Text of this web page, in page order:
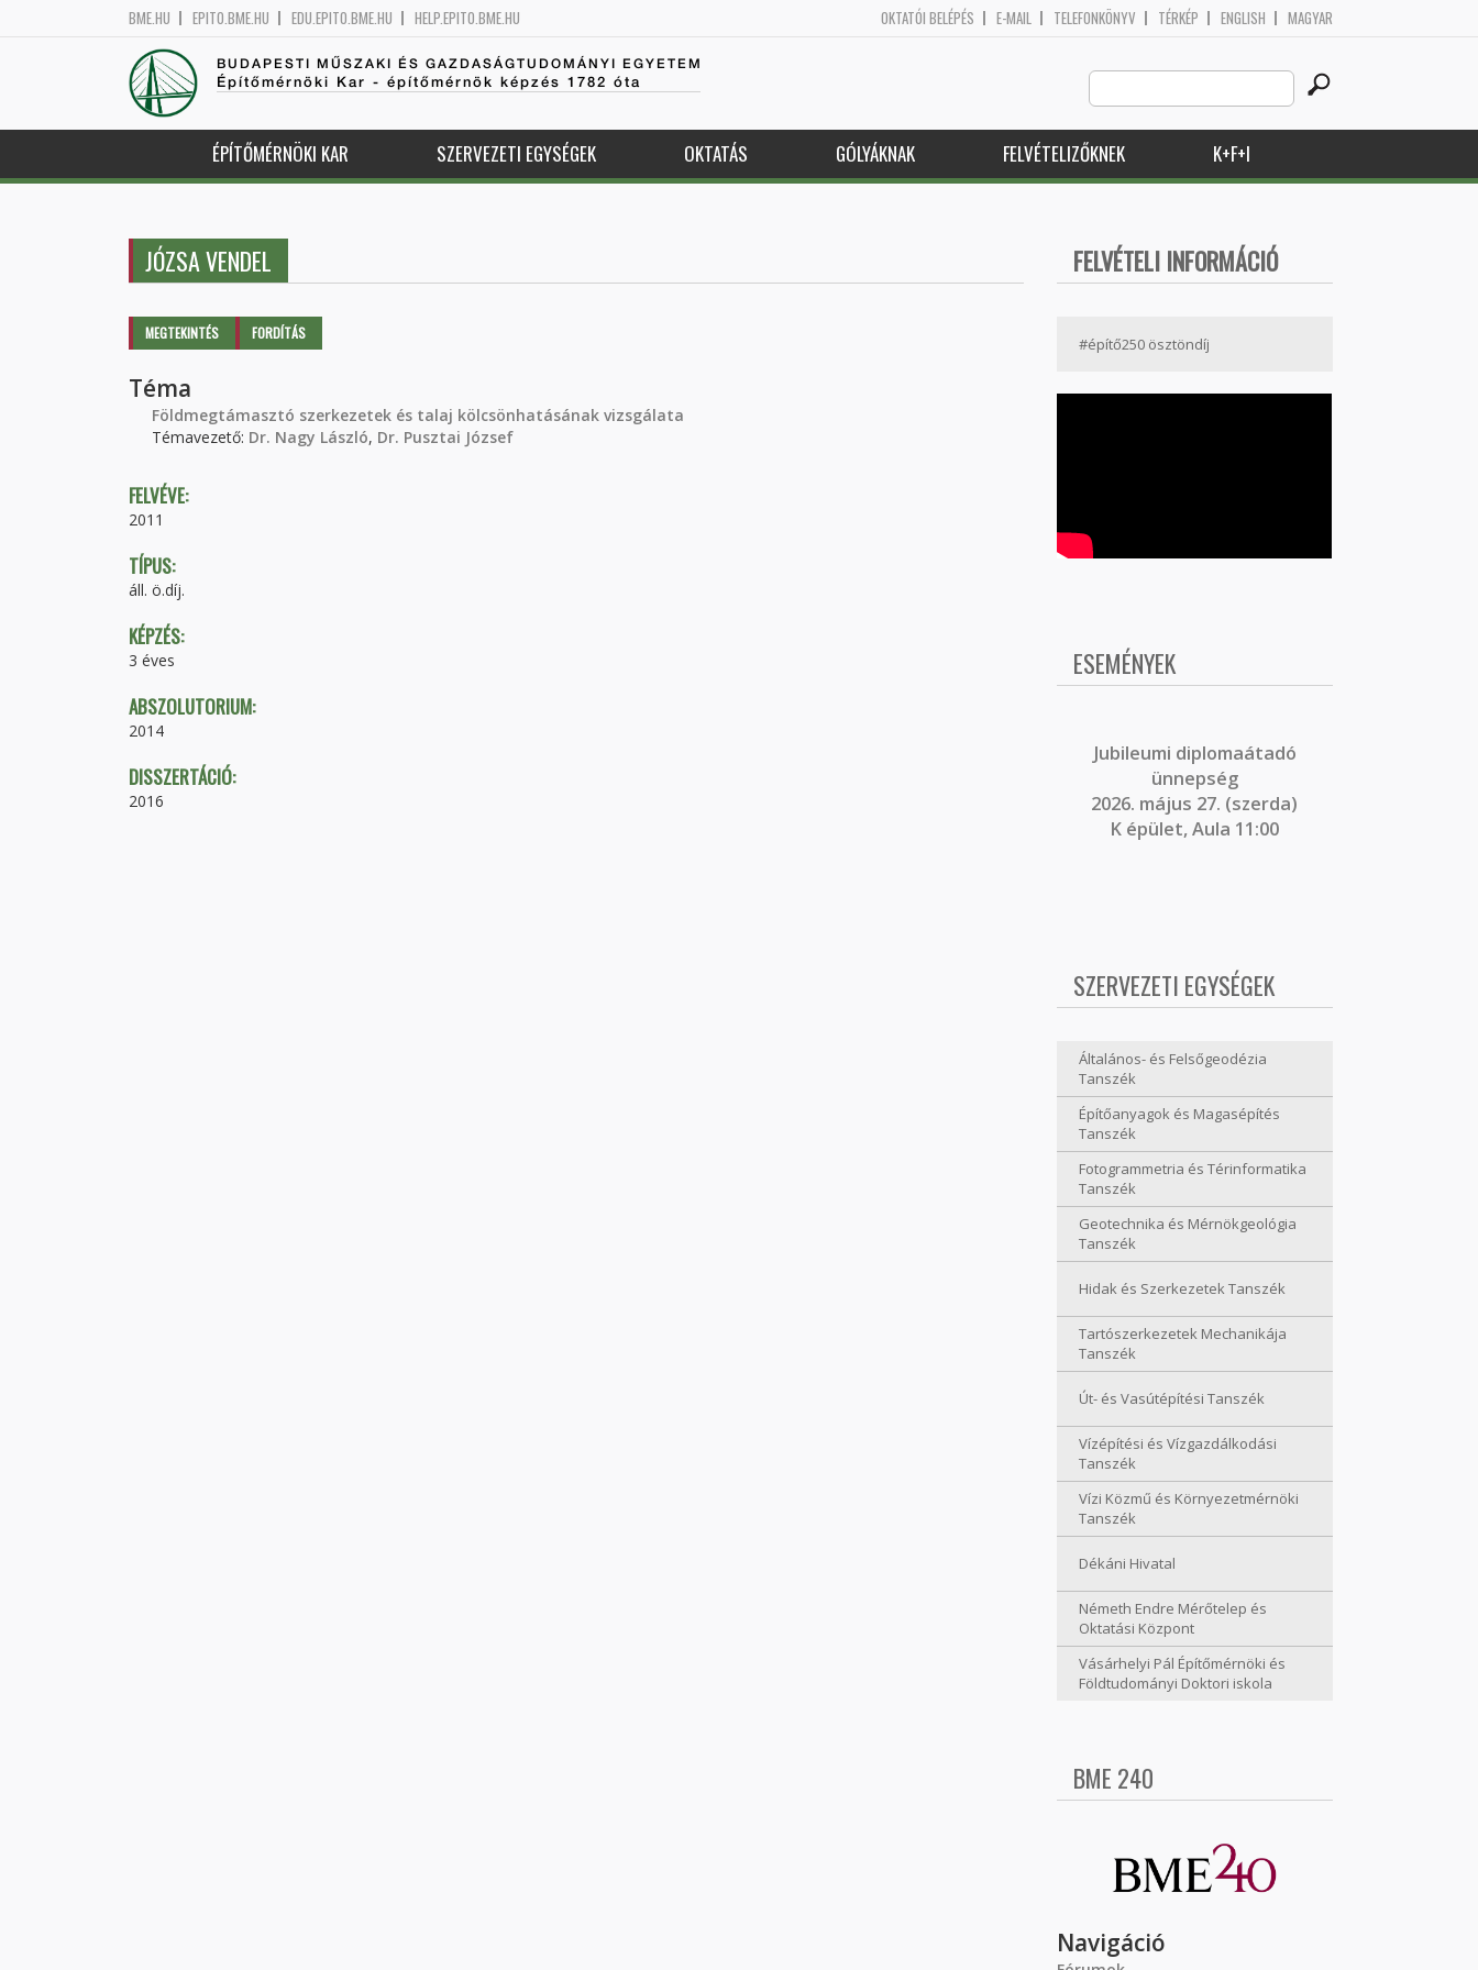
BME.HU EPITO.BME.HU EDU.EPITO.BME.HU HELP.EPITO.BME.HU OKTATÓI BELÉPÉS E-MAIL TELEFONKÖNYV TÉRKÉP ENGLISH MAGYAR
BUDAPESTI MŰSZAKI ÉS GAZDASÁGTUDOMÁNYI EGYETEM
Építőmérnöki Kar - építőmérnök képzés 1782 óta
Search
this
site
ÉPÍTŐMÉRNÖKI KAR SZERVEZETI EGYSÉGEK OKTATÁS GÓLYÁKNAK FELVÉTELIZŐKNEK K+F+I
JÓZSA VENDEL
Elsődleges fülek
MEGTEKINTÉS (AKTÍVFORDÍTÁS
Téma
Földmegtámasztó szerkezetek és talaj kölcsönhatásának vizsgálata
Témavezető: Dr. Nagy László, Dr. Pusztai József
FELVÉVE:
2011
TÍPUS:
áll. ö.díj.
KÉPZÉS:
3 éves
ABSZOLUTORIUM:
2014
DISSZERTÁCIÓ:
2016
FELVÉTELI INFORMÁCIÓ
#építő250 ösztöndíj
ESEMÉNYEK
Jubileumi diplomaátadó
ünnepség
2026. május 27. (szerda)
K épület, Aula 11:00
SZERVEZETI EGYSÉGEK
Általános- és Felsőgeodézia
Tanszék
Építőanyagok és Magasépítés
Tanszék
Fotogrammetria és Térinformatika
Tanszék
Geotechnika és Mérnökgeológia
Tanszék
Hidak és Szerkezetek Tanszék
Tartószerkezetek Mechanikája
Tanszék
Út- és Vasútépítési Tanszék
Vízépítési és Vízgazdálkodási
Tanszék
Vízi Közmű és Környezetmérnöki
Tanszék
Dékáni Hivatal
Németh Endre Mérőtelep és
Oktatási Központ
Vásárhelyi Pál Építőmérnöki és
Földtudományi Doktori iskola
BME 240
Navigáció